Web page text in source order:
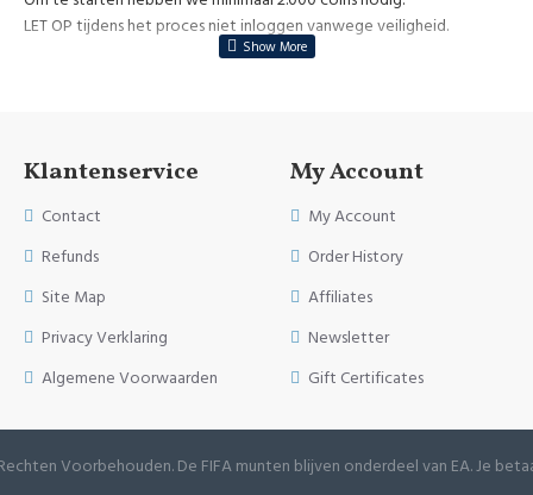
LET OP tijdens het proces niet inloggen vanwege veiligheid.
Klantenservice
Contact
Refunds
Site Map
Privacy Verklaring
Algemene Voorwaarden
My Account
My Account
Order History
Affiliates
Newsletter
Gift Certificates
Voorbehouden. De FIFA munten blijven onderdeel van EA. Je